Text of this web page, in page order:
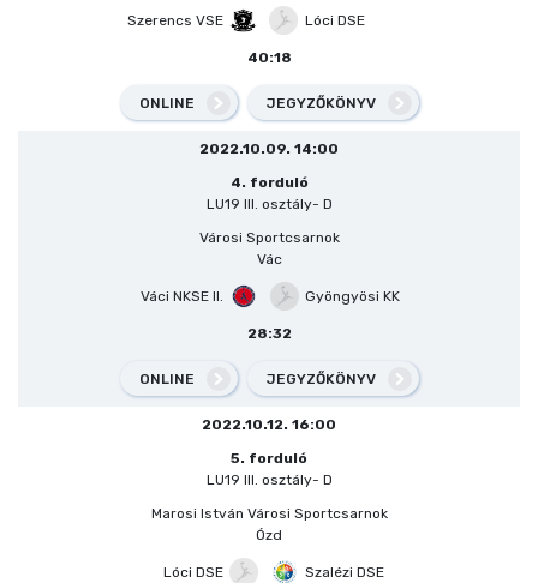
Szerencs VSE Lóci DSE
40:18
ONLINE JEGYZŐKÖNYV
2022.10.09. 14:00
4. forduló
LU19 III. osztály- D
Városi Sportcsarnok
Vác
Váci NKSE II. Gyöngyösi KK
28:32
ONLINE JEGYZŐKÖNYV
2022.10.12. 16:00
5. forduló
LU19 III. osztály- D
Marosi István Városi Sportcsarnok
Ózd
Lóci DSE Szalézi DSE